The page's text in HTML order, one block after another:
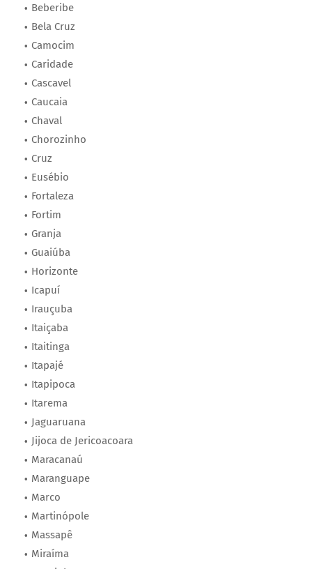
Beberibe
Bela Cruz
Camocim
Caridade
Cascavel
Caucaia
Chaval
Chorozinho
Cruz
Eusébio
Fortaleza
Fortim
Granja
Guaiúba
Horizonte
Icapuí
Irauçuba
Itaiçaba
Itaitinga
Itapajé
Itapipoca
Itarema
Jaguaruana
Jijoca de Jericoacoara
Maracanaú
Maranguape
Marco
Martinópole
Massapê
Miraíma